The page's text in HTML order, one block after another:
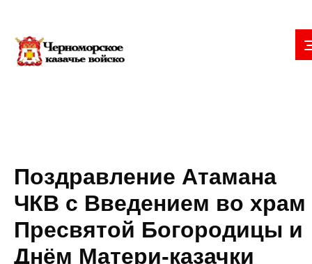
Поздравление Атамана
ЧКВ с Введением во храм
Пресвятой Богородицы и
Днём Матери-казачки